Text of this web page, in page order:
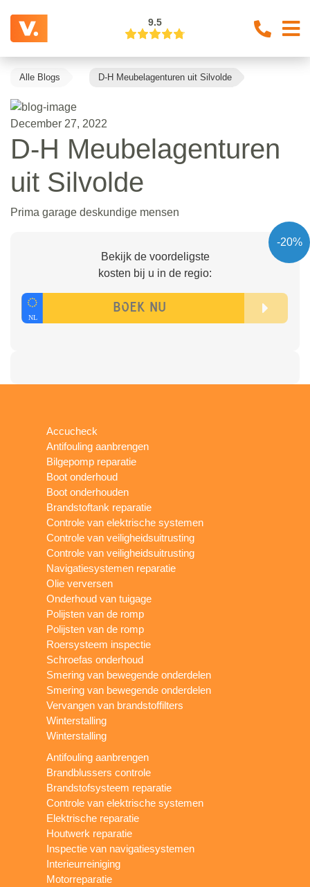
9.5
Alle Blogs D-H Meubelagenturen uit Silvolde
December 27, 2022
D-H Meubelagenturen
uit Silvolde
Prima garage deskundige mensen
-20%
Bekijk de voordeligste
kosten bij u in de regio:
Accucheck
Antifouling aanbrengen
Bilgepomp reparatie
Boot onderhoud
Boot onderhouden
Brandstoftank reparatie
Controle van elektrische systemen
Controle van veiligheidsuitrusting
Controle van veiligheidsuitrusting
Navigatiesystemen reparatie
Olie verversen
Onderhoud van tuigage
Polijsten van de romp
Polijsten van de romp
Roersysteem inspectie
Schroefas onderhoud
Smering van bewegende onderdelen
Smering van bewegende onderdelen
Vervangen van brandstoffilters
Winterstalling
Winterstalling
Antifouling aanbrengen
Brandblussers controle
Brandstofsysteem reparatie
Controle van elektrische systemen
Elektrische reparatie
Houtwerk reparatie
Inspectie van navigatiesystemen
Interieurreiniging
Motorreparatie